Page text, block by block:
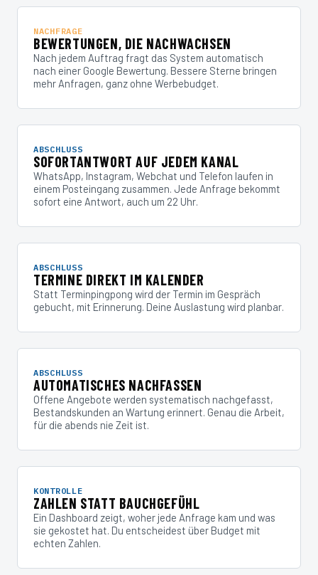
NACHFRAGE
BEWERTUNGEN, DIE NACHWACHSEN
Nach jedem Auftrag fragt das System automatisch
nach einer Google Bewertung. Bessere Sterne bringen
mehr Anfragen, ganz ohne Werbebudget.
ABSCHLUSS
SOFORTANTWORT AUF JEDEM KANAL
WhatsApp, Instagram, Webchat und Telefon laufen in
einem Posteingang zusammen. Jede Anfrage bekommt
sofort eine Antwort, auch um 22 Uhr.
ABSCHLUSS
TERMINE DIREKT IM KALENDER
Statt Terminpingpong wird der Termin im Gespräch
gebucht, mit Erinnerung. Deine Auslastung wird planbar.
ABSCHLUSS
AUTOMATISCHES NACHFASSEN
Offene Angebote werden systematisch nachgefasst,
Bestandskunden an Wartung erinnert. Genau die Arbeit,
für die abends nie Zeit ist.
KONTROLLE
ZAHLEN STATT BAUCHGEFÜHL
Ein Dashboard zeigt, woher jede Anfrage kam und was
sie gekostet hat. Du entscheidest über Budget mit
echten Zahlen.